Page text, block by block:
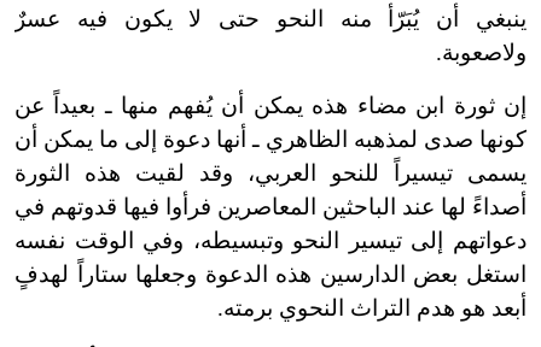
ينبغي أن يُبَرّأ منه النحو حتى لا يكون فيه عسرٌ
ولاصعوبة.
إن ثورة ابن مضاء هذه يمكن أن يُفهم منها ـ بعيداً عن
كونها صدى لمذهبه الظاهري ـ أنها دعوة إلى ما يمكن أن
يسمى تيسيراً للنحو العربي، وقد لقيت هذه الثورة
أصداءً لها عند الباحثين المعاصرين فرأوا فيها قدوتهم في
دعواتهم إلى تيسير النحو وتبسيطه، وفي الوقت نفسه
استغل بعض الدارسين هذه الدعوة وجعلها ستاراً لهدفٍ
أبعد هو هدم التراث النحوي برمته.